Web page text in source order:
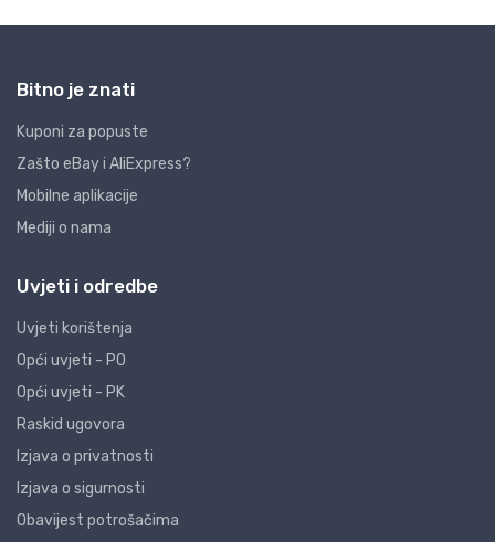
Bitno je znati
Kuponi za popuste
Zašto eBay i AliExpress?
Mobilne aplikacije
Mediji o nama
Uvjeti i odredbe
Uvjeti korištenja
Opći uvjeti - PO
Opći uvjeti - PK
Raskid ugovora
Izjava o privatnosti
Izjava o sigurnosti
Obavijest potrošačima